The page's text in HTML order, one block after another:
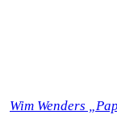
Wim Wenders